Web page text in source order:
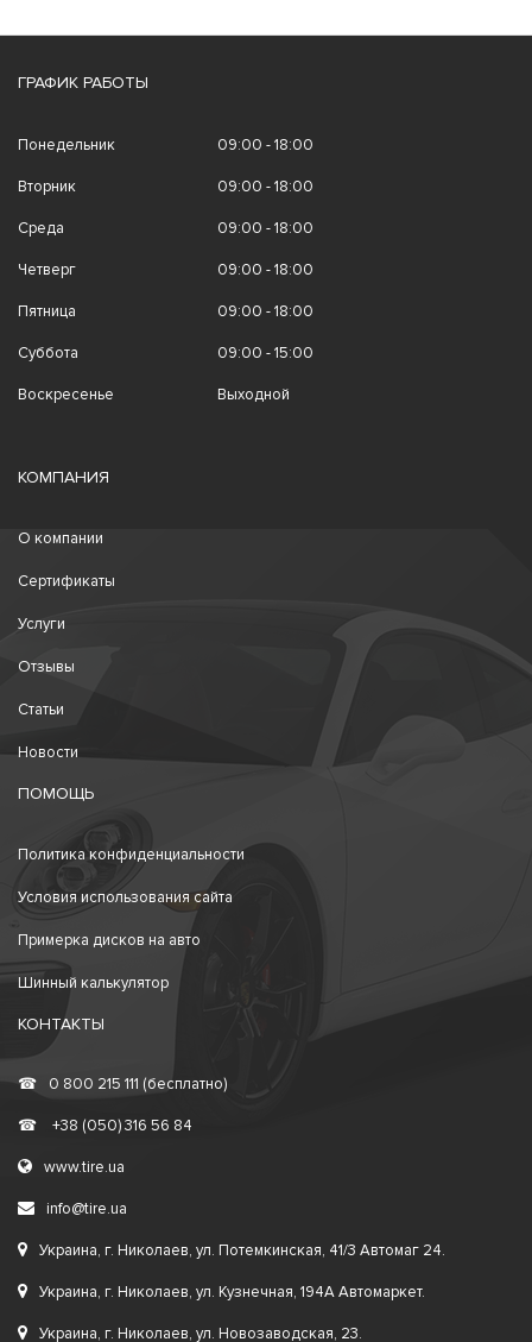
ГРАФИК РАБОТЫ
Понедельник 09:00 - 18:00
Вторник 09:00 - 18:00
Среда 09:00 - 18:00
Четверг 09:00 - 18:00
Пятница 09:00 - 18:00
Суббота 09:00 - 15:00
Воскресенье Выходной
КОМПАНИЯ
О компании
Сертификаты
Услуги
Отзывы
Статьи
Новости
ПОМОЩЬ
Политика конфиденциальности
Условия использования сайта
Примерка дисков на авто
Шинный калькулятор
КОНТАКТЫ
☎ 0 800 215 111 (бесплатно)
☎ +38 (050) 316 56 84
www.tire.ua
info@tire.ua
Украина, г. Николаев, ул. Потемкинская, 41/3 Автомаг 24.
Украина, г. Николаев, ул. Кузнечная, 194А Автомаркет.
Украина, г. Николаев, ул. Новозаводская, 23.